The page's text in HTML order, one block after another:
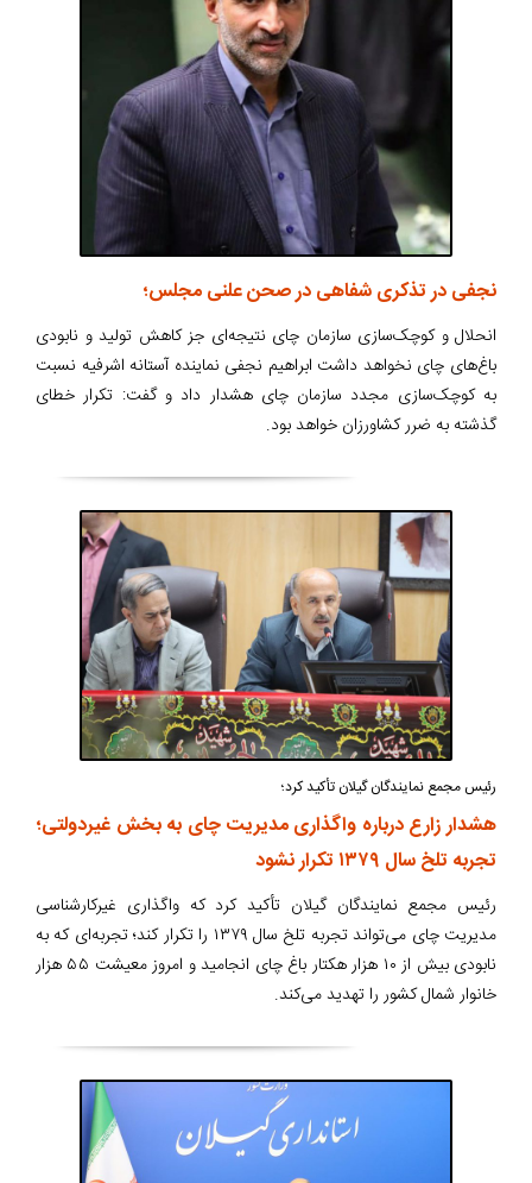
نجفی در تذکری شفاهی در صحن علنی مجلس؛
انحلال و کوچک‌سازی سازمان چای نتیجه‌ای جز کاهش تولید و نابودی
باغ‌های چای نخواهد داشت ابراهیم نجفی نماینده آستانه اشرفیه نسبت
به کوچک‌سازی مجدد سازمان چای هشدار داد و گفت: تکرار خطای
گذشته به ضرر کشاورزان خواهد بود.
رئیس مجمع نمایندگان گیلان تأکید کرد؛
هشدار زارع درباره واگذاری مدیریت چای به بخش غیردولتی؛
تجربه تلخ سال ۱۳۷۹ تکرار نشود
رئیس مجمع نمایندگان گیلان تأکید کرد که واگذاری غیرکارشناسی
مدیریت چای می‌تواند تجربه تلخ سال ۱۳۷۹ را تکرار کند؛ تجربه‌ای که به
نابودی بیش از ۱۰ هزار هکتار باغ چای انجامید و امروز معیشت ۵۵ هزار
خانوار شمال کشور را تهدید می‌کند.